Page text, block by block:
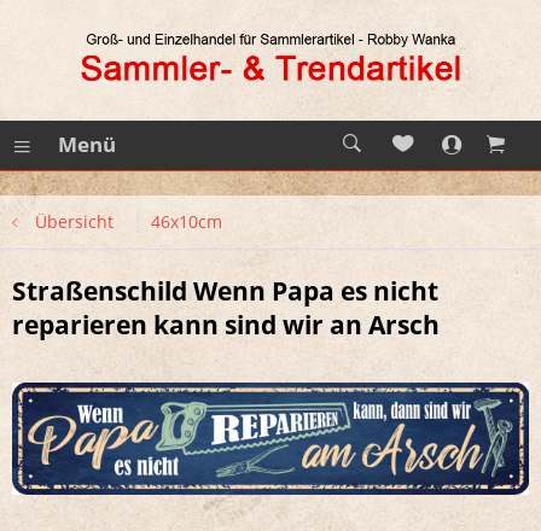
Menü
Übersicht 46x10cm
Straßenschild Wenn Papa es nicht
reparieren kann sind wir an Arsch